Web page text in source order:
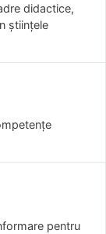
didactice,
științele
pentru